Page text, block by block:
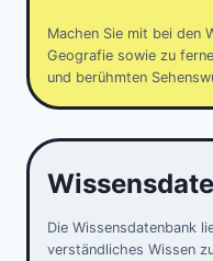
Machen Sie mit bei den
Geografie sowie zu
und berühmten
Die Wissensdatenbank
verständliches Wissen